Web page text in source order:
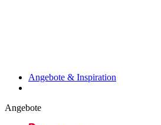
Angebote & Inspiration
Angebote